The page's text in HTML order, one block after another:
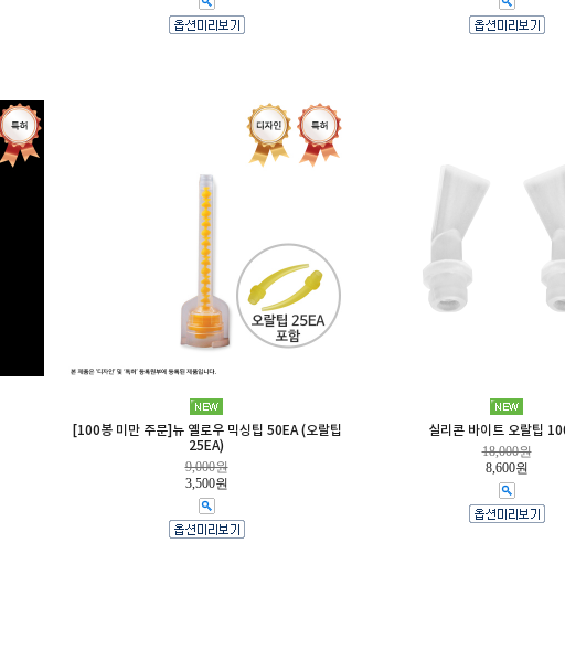
[100봉 미만 주문]뉴 옐로우 믹싱팁 50EA (오랄팁
25EA)
9,000원
3,500원
실리콘 바이트 오랄팁
18,000원
8,600원